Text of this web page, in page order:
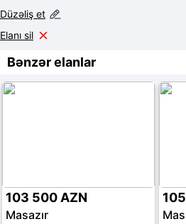
Düzəliş et
Elanı sil
Bənzər elanlar
103 500 AZN
Masazır